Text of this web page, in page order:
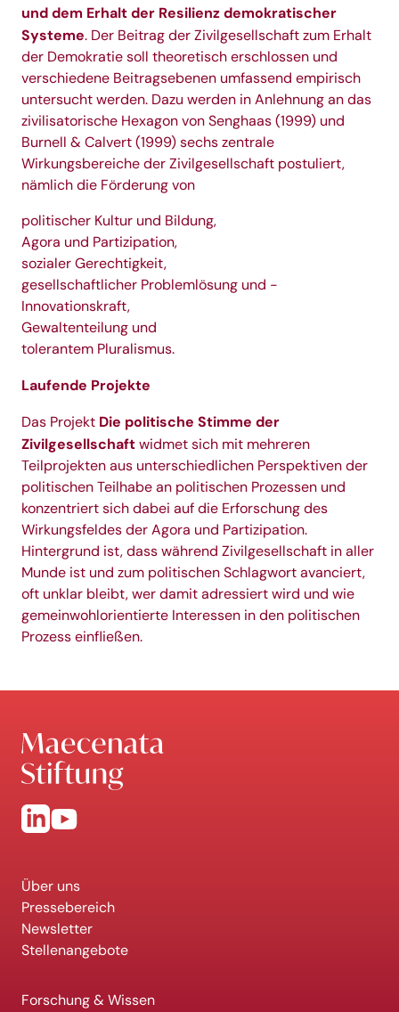
und dem Erhalt der Resilienz demokratischer
Systeme. Der Beitrag der Zivilgesellschaft zum Erhalt
der Demokratie soll theoretisch erschlossen und
verschiedene Beitragsebenen umfassend empirisch
untersucht werden. Dazu werden in Anlehnung an das
zivilisatorische Hexagon von Senghaas (1999) und
Burnell & Calvert (1999) sechs zentrale
Wirkungsbereiche der Zivilgesellschaft postuliert,
nämlich die Förderung von
politischer Kultur und Bildung,
Agora und Partizipation,
sozialer Gerechtigkeit,
gesellschaftlicher Problemlösung und -
Innovationskraft,
Gewaltenteilung und
tolerantem Pluralismus.
Laufende Projekte
Das Projekt Die politische Stimme der
Zivilgesellschaft widmet sich mit mehreren
Teilprojekten aus unterschiedlichen Perspektiven der
politischen Teilhabe an politischen Prozessen und
konzentriert sich dabei auf die Erforschung des
Wirkungsfeldes der Agora und Partizipation.
Hintergrund ist, dass während Zivilgesellschaft in aller
Munde ist und zum politischen Schlagwort avanciert,
oft unklar bleibt, wer damit adressiert wird und wie
gemeinwohlorientierte Interessen in den politischen
Prozess einfließen.
Über uns
Pressebereich
Newsletter
Stellenangebote
Forschung & Wissen